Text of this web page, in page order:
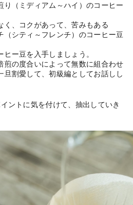
（ミディアム～ハイ）のコーヒー
く、コクがあって、苦みもある
シティ～フレンチ）のコーヒー豆
ヒー豆を入手しましょう。
の度合いによって無数に組合わせ
旦割愛して、初級編としてお話しし
ントに気を付けて、抽出していき